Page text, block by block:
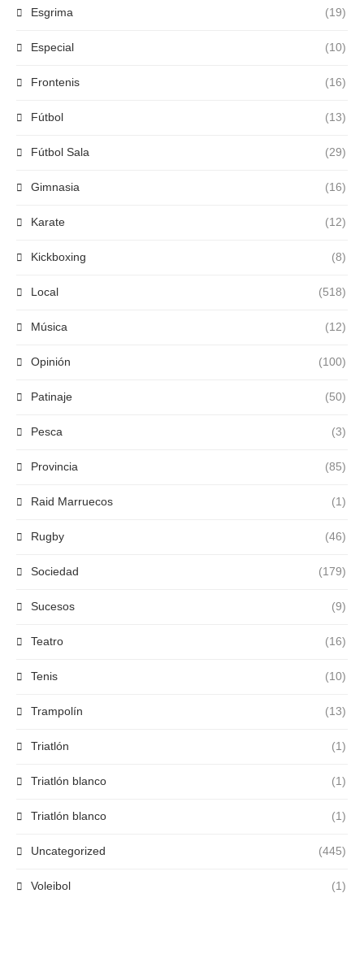
Esgrima (19)
Especial (10)
Frontenis (16)
Fútbol (13)
Fútbol Sala (29)
Gimnasia (16)
Karate (12)
Kickboxing (8)
Local (518)
Música (12)
Opinión (100)
Patinaje (50)
Pesca (3)
Provincia (85)
Raid Marruecos (1)
Rugby (46)
Sociedad (179)
Sucesos (9)
Teatro (16)
Tenis (10)
Trampolín (13)
Triatlón (1)
Triatlón blanco (1)
Triatlón blanco (1)
Uncategorized (445)
Voleibol (1)